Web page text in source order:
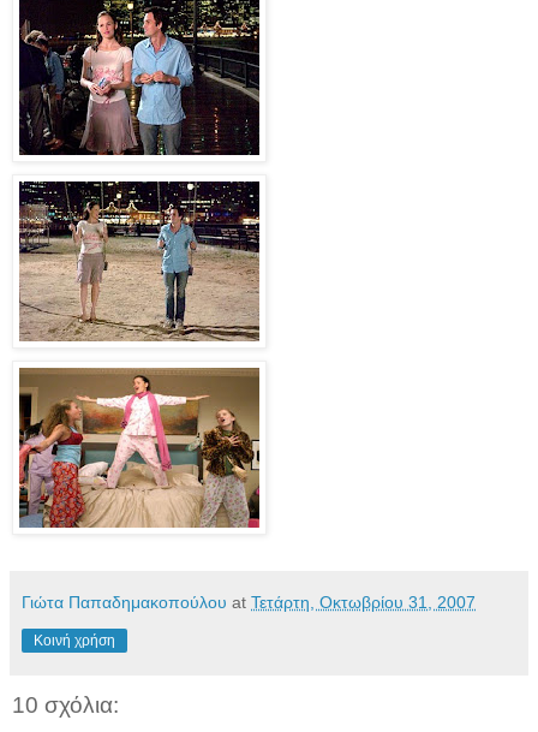
Γιώτα Παπαδημακοπούλου at Τετάρτη, Οκτωβρίου 31, 2007
Κοινή χρήση
10 σχόλια: